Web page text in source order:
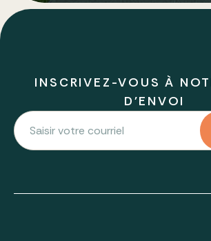
INSCRIVEZ-VOUS À
D'ENVOI